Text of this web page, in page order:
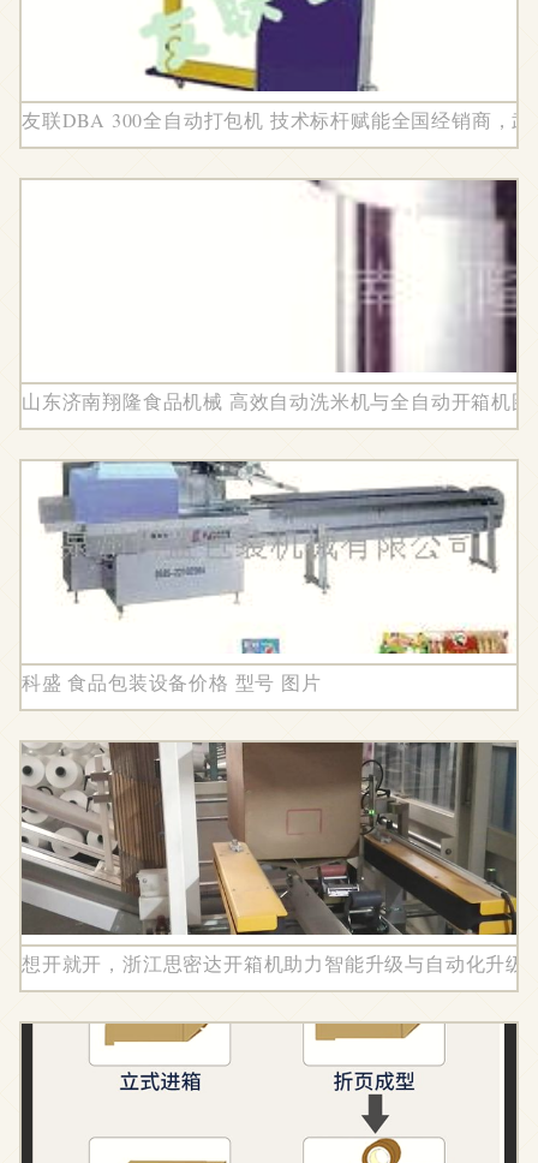
友联DBA 300全自动打包机 技术标杆赋能全国经销商，
山东济南翔隆食品机械 高效自动洗米机与全自动开箱机图
科盛 食品包装设备价格 型号 图片
想开就开，浙江思密达开箱机助力智能升级与自动化升级